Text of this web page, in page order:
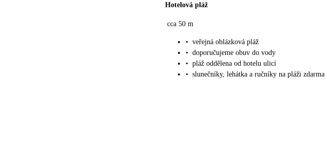
Hotelová pláž
cca 50 m
• veřejná oblázková pláž
• doporučujeme obuv do vody
• pláž oddělena od hotelu ulicí
• slunečníky, lehátka a ručníky na pláži zdarma